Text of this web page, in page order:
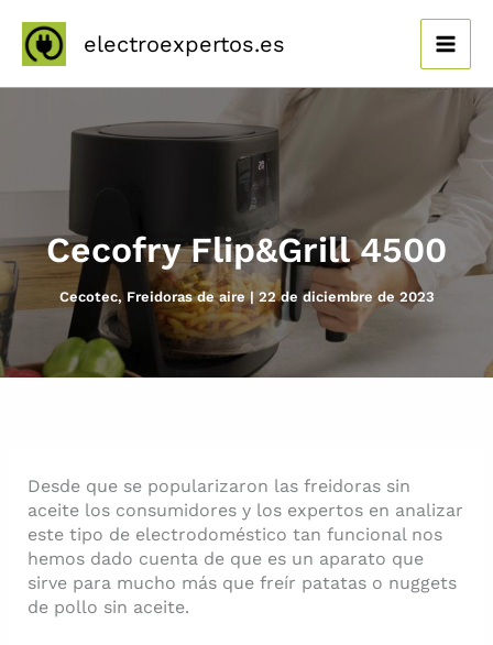
contenido
electroexpertos.es
Cecofry Flip&Grill 4500
Cecotec, Freidoras de aire|22 de diciembre de 2023
Desde que se popularizaron las freidoras sin
aceite los consumidores y los expertos en analizar
este tipo de electrodoméstico tan funcional nos
hemos dado cuenta de que es un aparato que
sirve para mucho más que freír patatas o nuggets
de pollo sin aceite.